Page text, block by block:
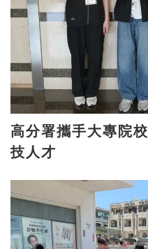
高分署攜手大專院校 縮短學用落差培育科
技人才